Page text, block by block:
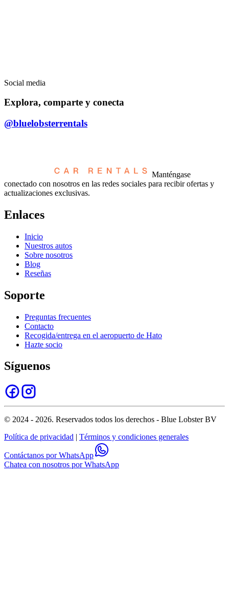
Social media
Explora, comparte y conecta
@bluelobsterrentals
Manténgase
conectado con nosotros en las redes sociales para recibir ofertas y
actualizaciones exclusivas.
Enlaces
Inicio
Nuestros autos
Sobre nosotros
Blog
Reseñas
Soporte
Preguntas frecuentes
Contacto
Recogida/entrega en el aeropuerto de Hato
Hazte socio
Síguenos
© 2024 - 2026. Reservados todos los derechos - Blue Lobster BV
Política de privacidad | Términos y condiciones generales
Contáctanos por WhatsApp
Chatea con nosotros por WhatsApp